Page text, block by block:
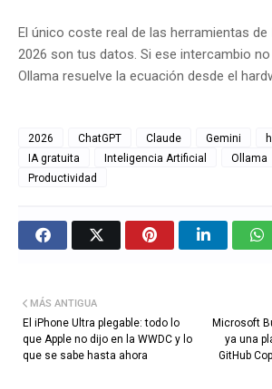
El único coste real de las herramientas de
2026 son tus datos. Si ese intercambio
Ollama resuelve la ecuación desde el
2026 ChatGPT Claude Gemini
IA gratuita
Inteligencia Artificial Ollama
Productividad
Microsoft
ya una
GitHub
MÁS ANTIGUA
El iPhone Ultra plegable: todo lo
que Apple no dijo en la WWDC y lo
que se sabe hasta ahora